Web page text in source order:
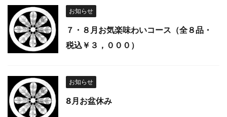
お知らせ
７・８月お気楽味わいコース（全８品・
税込￥３，０００）
お知らせ
8月お盆休み